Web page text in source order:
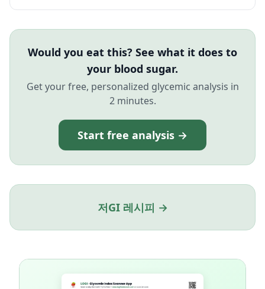
Would you eat this? See what it does to
your blood sugar.
Get your free, personalized glycemic analysis in
2 minutes.
Start free analysis →
저GI 레시피 →